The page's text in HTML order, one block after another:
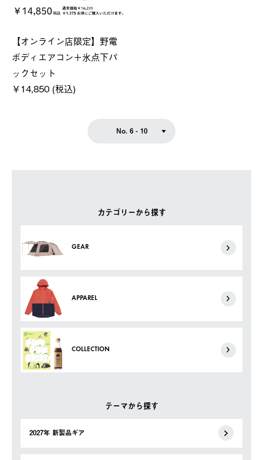
カテゴリーから探す
GEAR
APPAREL
COLLECTION
テーマから探す
2027年 新製品ギア
【オンライン店限定】野電
ボディエアコン＋氷点下パ
ックセット
￥14,850 (税込)
No. 6 - 10